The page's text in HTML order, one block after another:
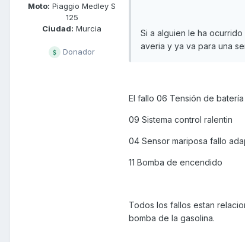
Moto: Piaggio Medley S
125
Ciudad: Murcia
Donador
Si a alguien le ha
averia y ya va para una
El fallo 06 Tensión de
09 Sistema control ralentin
04 Sensor mariposa fallo
11 Bomba de encendido
Todos los fallos estan
bomba de la gasolina.